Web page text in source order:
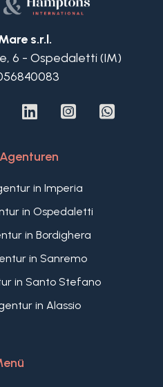
das Badezimmer mit
befindet sich ein
Raum.
Lage erreichen Sie alle
usw. von Alassio
s.r.l.
6 - Ospedaletti (IM)
in Imperia
in Ospedaletti
in Bordighera
in Sanremo
in Santo Stefano
in Alassio